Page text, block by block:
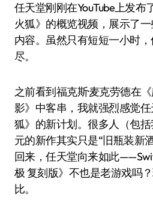
任天堂刚刚在YouTube上发布
火狐》的概览视频，展示了
内容。虽然只有短短一小时
尽。
之前看到福克斯·麦克劳德在
影》中客串，我就强烈感觉
狐》的新计划。很多人（包
元的新作其实只是“旧瓶装新
回来，任天堂向来如此
极 复刻版》不也是老游戏吗
比。